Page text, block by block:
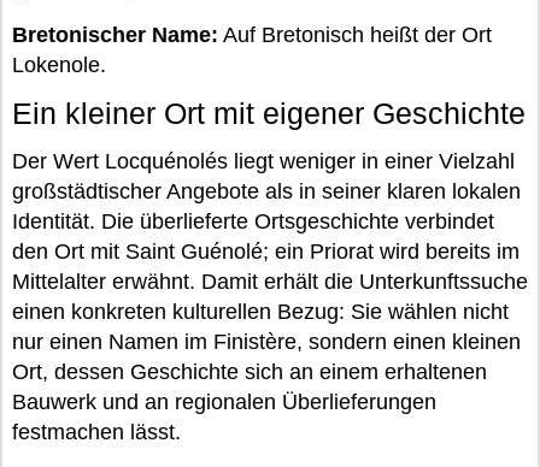
Bretonischer Name: Auf Bretonisch heißt der Ort
Lokenole.
Ein kleiner Ort mit eigener Geschichte
Der Wert Locquénolés liegt weniger in einer Vielzahl
großstädtischer Angebote als in seiner klaren lokalen
Identität. Die überlieferte Ortsgeschichte verbindet
den Ort mit Saint Guénolé; ein Priorat wird bereits im
Mittelalter erwähnt. Damit erhält die Unterkunftssuche
einen konkreten kulturellen Bezug: Sie wählen nicht
nur einen Namen im Finistère, sondern einen kleinen
Ort, dessen Geschichte sich an einem erhaltenen
Bauwerk und an regionalen Überlieferungen
festmachen lässt.